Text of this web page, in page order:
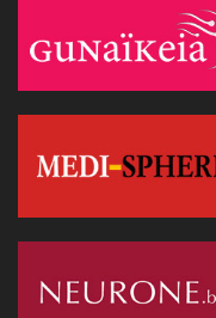
dans la diffusion
07 juillet 2026 - 20:56
Les Belges restent les
diagnostic médical par
réduisant la dose de
06 juillet 2026 - 10:49
L'hôpital d'Ostende